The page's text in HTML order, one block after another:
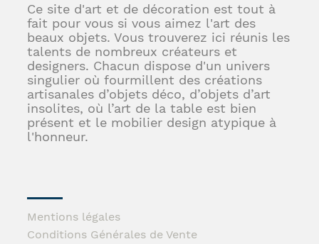
Ce site d'art et de décoration est tout à
fait pour vous si vous aimez l'art des
beaux objets. Vous trouverez ici réunis les
talents de nombreux créateurs et
designers. Chacun dispose d'un univers
singulier où fourmillent des créations
artisanales d’objets déco, d’objets d’art
insolites, où l’art de la table est bien
présent et le mobilier design atypique à
l'honneur.
Mentions légales
Conditions Générales de Vente